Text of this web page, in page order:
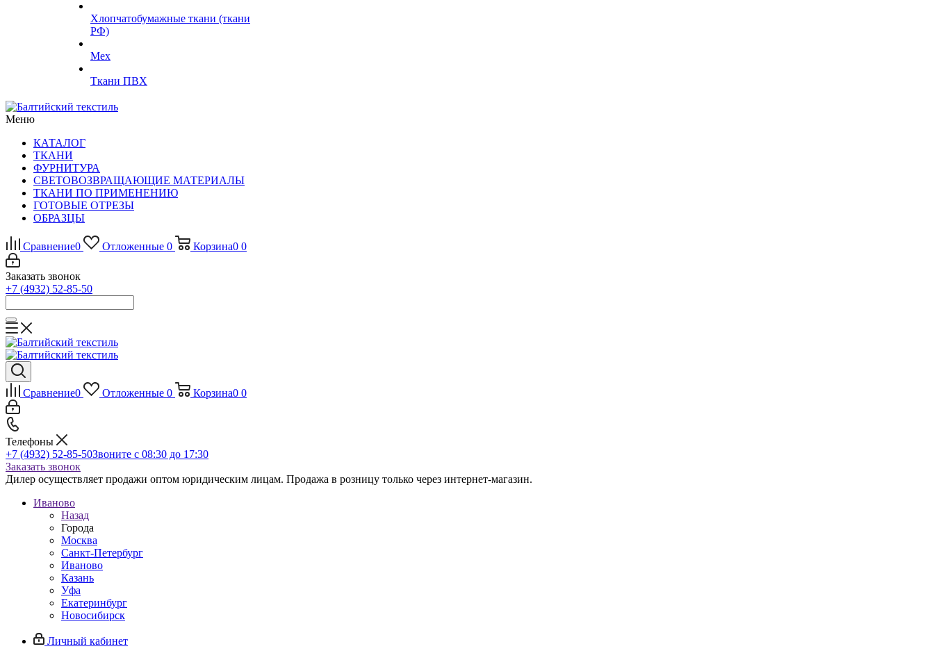
Хлопчатобумажные ткани (ткани
РФ)
Мех
Ткани ПВХ
Меню
КАТАЛОГ
ТКАНИ
ФУРНИТУРА
СВЕТОВОЗВРАЩАЮЩИЕ МАТЕРИАЛЫ
ТКАНИ ПО ПРИМЕНЕНИЮ
ГОТОВЫЕ ОТРЕЗЫ
ОБРАЗЦЫ
Сравнение0 Отложенные 0 Корзина0 0
Заказать звонок
+7 (4932) 52-85-50
Сравнение0 Отложенные 0 Корзина0 0
Телефоны
+7 (4932) 52-85-50Звоните с 08:30 до 17:30
Заказать звонок
Дилер осуществляет продажи оптом юридическим лицам. Продажа в розницу только через интернет-магазин.
Иваново
Назад
Города
Москва
Санкт-Петербург
Иваново
Казань
Уфа
Екатеринбург
Новосибирск
Личный кабинет